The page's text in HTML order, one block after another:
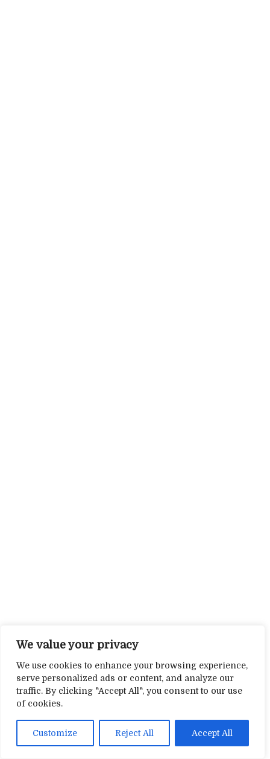
We value your privacy
We use cookies to enhance your browsing experience,
serve personalized ads or content, and analyze our
traffic. By clicking "Accept All", you consent to our use
of cookies.
Customize Reject All Accept All